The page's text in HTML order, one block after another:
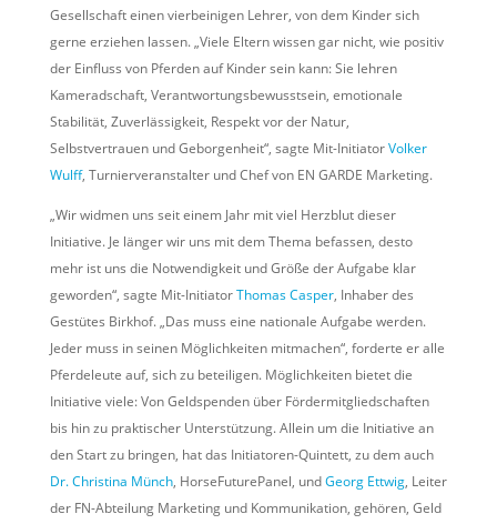
Gesellschaft einen vierbeinigen Lehrer, von dem Kinder sich
gerne erziehen lassen. „Viele Eltern wissen gar nicht, wie positiv
der Einfluss von Pferden auf Kinder sein kann: Sie lehren
Kameradschaft, Verantwortungsbewusstsein, emotionale
Stabilität, Zuverlässigkeit, Respekt vor der Natur,
Selbstvertrauen und Geborgenheit“, sagte Mit-InitiatorVolker
Wulff, Turnierveranstalter und Chef von EN GARDE Marketing.
„Wir widmen uns seit einem Jahr mit viel Herzblut dieser
Initiative. Je länger wir uns mit dem Thema befassen, desto
mehr ist uns die Notwendigkeit und Größe der Aufgabe klar
geworden“, sagte Mit-InitiatorThomas Casper, Inhaber des
Gestütes Birkhof. „Das muss eine nationale Aufgabe werden.
Jeder muss in seinen Möglichkeiten mitmachen“, forderte er alle
Pferdeleute auf, sich zu beteiligen. Möglichkeiten bietet die
Initiative viele: Von Geldspenden über Fördermitgliedschaften
bis hin zu praktischer Unterstützung. Allein um die Initiative an
den Start zu bringen, hat das Initiatoren-Quintett, zu dem auch
Dr. Christina Münch, HorseFuturePanel, undGeorg Ettwig, Leiter
der FN-Abteilung Marketing und Kommunikation, gehören, Geld